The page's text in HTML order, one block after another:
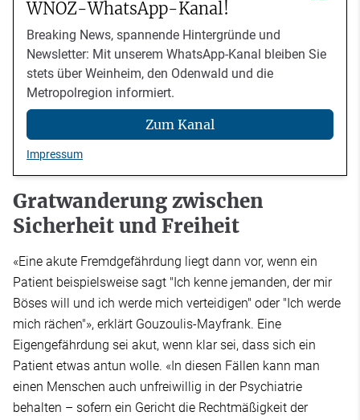
WNOZ-WhatsApp-Kanal!
Breaking News, spannende Hintergründe und
Newsletter: Mit unserem WhatsApp-Kanal bleiben Sie
stets über Weinheim, den Odenwald und die
Metropolregion informiert.
Zum Kanal
Impressum
Gratwanderung zwischen
Sicherheit und Freiheit
«Eine akute Fremdgefährdung liegt dann vor, wenn ein
Patient beispielsweise sagt "Ich kenne jemanden, der mir
Böses will und ich werde mich verteidigen" oder "Ich werde
mich rächen"», erklärt Gouzoulis-Mayfrank. Eine
Eigengefährdung sei akut, wenn klar sei, dass sich ein
Patient etwas antun wolle. «In diesen Fällen kann man
einen Menschen auch unfreiwillig in der Psychiatrie
behalten – sofern ein Gericht die Rechtmäßigkeit der